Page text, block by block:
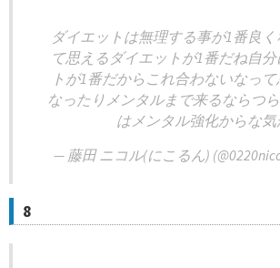
ダイエットは無理する事が1番良
て思えるダイエットが1番だね自
トが1番だからこれ合わないなっ
なったりメンタルまで来るならつ
はメンタル強化からな気
— 藤田 ニコル(にこるん)
8